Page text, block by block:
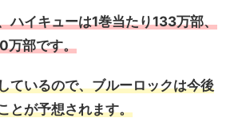
ハイキューは1巻当たり133万部、
万部です。
ているので、ブルーロックは今後
とが予想されます。